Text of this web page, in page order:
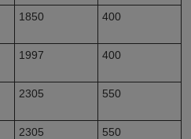
1850 400
1997 400
2305 550
2305 550